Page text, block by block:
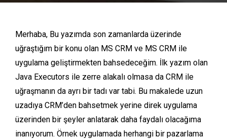
Merhaba, Bu yazımda son zamanlarda üzerinde
uğraştığım bir konu olan MS CRM ve MS CRM ile
uygulama geliştirmekten bahsedeceğim. İlk yazım olan
Java Executors ile zerre alakalı olmasa da CRM ile
uğraşmanın da ayrı bir tadı var tabi. Bu makalede uzun
uzadıya CRM’den bahsetmek yerine direk uygulama
üzerinden bir şeyler anlatarak daha faydalı olacağıma
inanıyorum. Örnek uygulamada herhangi bir pazarlama